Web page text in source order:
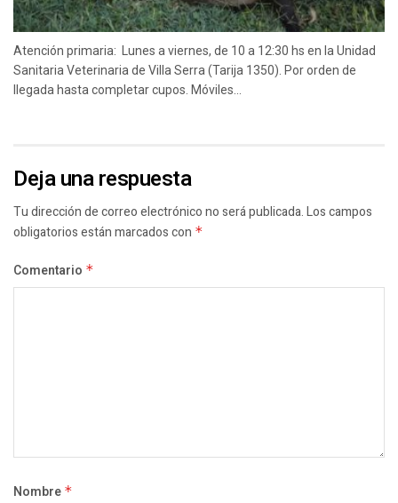
Atención primaria: Lunes a viernes, de 10 a 12:30 hs en la Unidad
Sanitaria Veterinaria de Villa Serra (Tarija 1350). Por orden de
llegada hasta completar cupos. Móviles...
Deja una respuesta
Tu dirección de correo electrónico no será publicada.Los campos
obligatorios están marcados con *
Comentario *
Nombre *